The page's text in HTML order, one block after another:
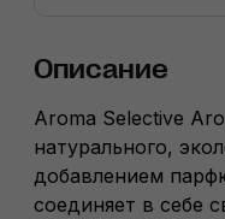
Описание
Aroma Selective
натурального,
добавлением
соединяет в себе